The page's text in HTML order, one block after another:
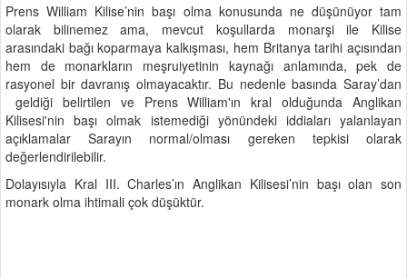
Prens William Kilise’nin başı olma konusunda ne düşünüyor tam
olarak bilinemez ama, mevcut koşullarda monarşi ile Kilise
arasındaki bağı koparmaya kalkışması, hem Britanya tarihi açısından
hem de monarkların meşruiyetinin kaynağı anlamında, pek de
rasyonel bir davranış olmayacaktır. Bu nedenle basında Saray’dan
geldiği belirtilen ve Prens William'ın kral olduğunda Anglikan
Kilisesi'nin başı olmak istemediği yönündeki iddiaları yalanlayan
açıklamalar Sarayın normal/olması gereken tepkisi olarak
değerlendirilebilir.
Dolayısıyla Kral III. Charles’ın Anglikan Kilisesi’nin başı olan son
monark olma ihtimali çok düşüktür.